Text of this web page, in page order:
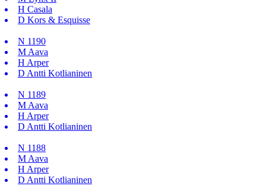
H Casala
D Kors & Esquisse
N 1190
M Aava
H Arper
D Antti Kotlianinen
N 1189
M Aava
H Arper
D Antti Kotlianinen
N 1188
M Aava
H Arper
D Antti Kotlianinen